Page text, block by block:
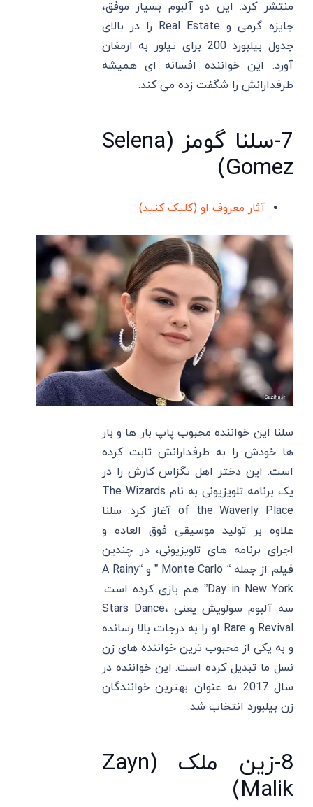
منتشر کرد. این دو آلبوم بسیار موفق،
جایزه گرمی و Real Estate را در بالای
جدول بیلبورد 200 برای تیلور به ارمغان
آورد. این خواننده افسانه ای همیشه
طرفدارانش را شگفت زده می کند.
7-سلنا گومز (Selena
Gomez)
آثار معروف او (کلیک کنید)
سلنا این خواننده محبوب پاپ بار ها و بار
ها خودش را به طرفدارانش ثابت کرده
است. این دختر اهل تگزاس کارش را در
یک برنامه تلویزیونی به نام The Wizards
of the Waverly Place آغاز کرد. سلنا
علاوه بر تولید موسیقی فوق العاده و
اجرای برنامه های تلویزیونی، در چندین
فیلم از جمله “ Monte Carlo ” و “A Rainy
Day in New York” هم بازی کرده است.
سه آلبوم سولویش یعنی Stars Dance،
Revival و Rare او را به درجات بالا رسانده
و به یکی از محبوب ترین خواننده های زن
نسل ما تبدیل کرده است. این خواننده در
سال 2017 به عنوان بهترین خوانندگان
زن بیلبورد انتخاب شد.
8-زین ملک (Zayn
Malik)